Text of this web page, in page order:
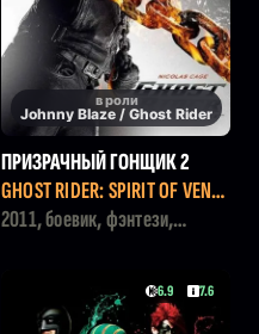
в роли
Johnny Blaze / Ghost Rider
ПРИЗРАЧНЫЙ ГОНЩИК 2
GHOST RIDER: SPIRIT OF VENG
EANCE
2011, боевик, фэнтези,
6.9 7.6